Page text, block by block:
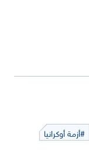
#أزمة أوكرانيا